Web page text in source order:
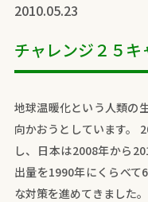
2010.05.23
チャレンジ２５キ
地球温暖化という人類の
向かおうとしています。
し、日本は2008年から
出量を1990年にくらべて
な対策を進めてきました。